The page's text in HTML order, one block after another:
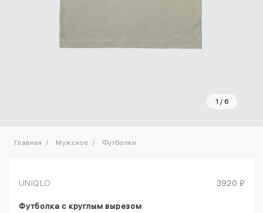
1 / 6
Главная Мужское Футболки
UNIQLO 3920 ₽
Футболка с круглым вырезом